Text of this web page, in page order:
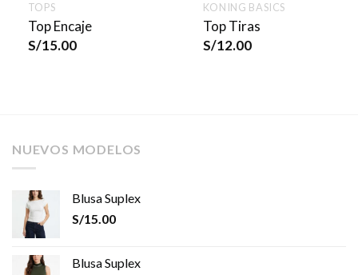
TOPS
Top Encaje
S/15.00
KONING BASICS
Top Tiras
S/12.00
NUEVOS MODELOS
Blusa Suplex
S/15.00
Blusa Suplex